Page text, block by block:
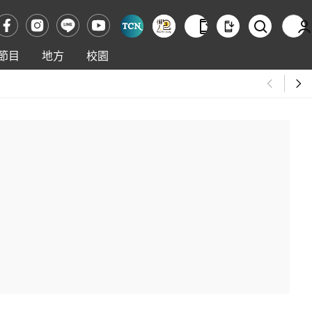
目 地方
校園